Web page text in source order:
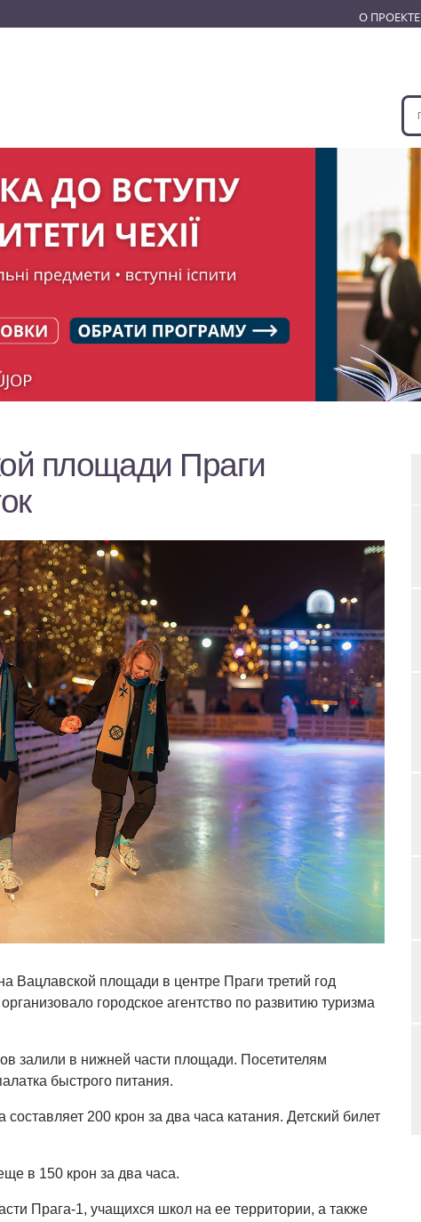
О ПРОЕКТЕ
площади Праги
Вацлавской площади в центре Праги третий год
городское агентство по развитию туризма
залили в нижней части площади. Посетителям
быстрого питания.
составляет 200 крон за два часа катания. Детский билет
в 150 крон за два часа.
Прага-1, учащихся школ на ее территории, а также